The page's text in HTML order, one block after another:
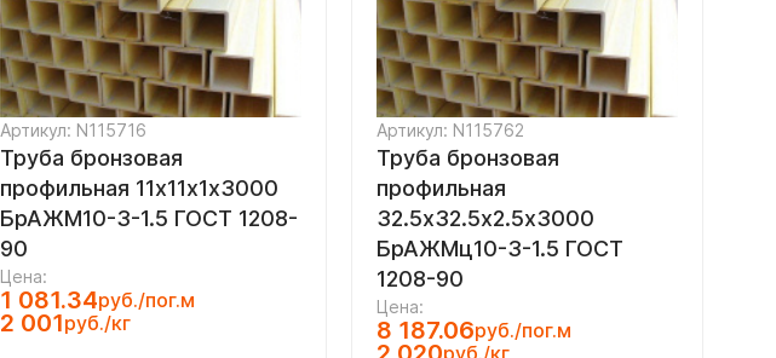
Артикул: N115716
Труба бронзовая
профильная 11х11х1х3000
БрАЖМ10-3-1.5 ГОСТ 1208-
90
Цена:
1 081.34руб./пог.м
2 001руб./кг
Артикул: N115762
Труба бронзовая
профильная
32.5х32.5х2.5х3000
БрАЖМц10-3-1.5 ГОСТ
1208-90
Цена:
8 187.06руб./пог.м
руб./кг